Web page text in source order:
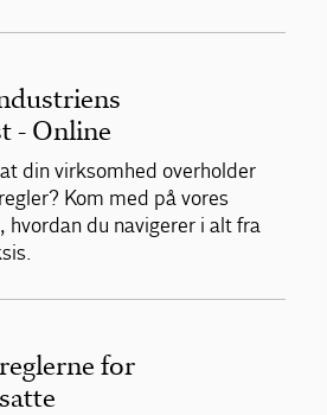
- Online
din virksomhed overholder
Kom med på vores
du navigerer i alt fra
for